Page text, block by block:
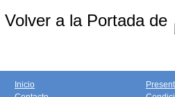
Volver a la Portada de
Inicio